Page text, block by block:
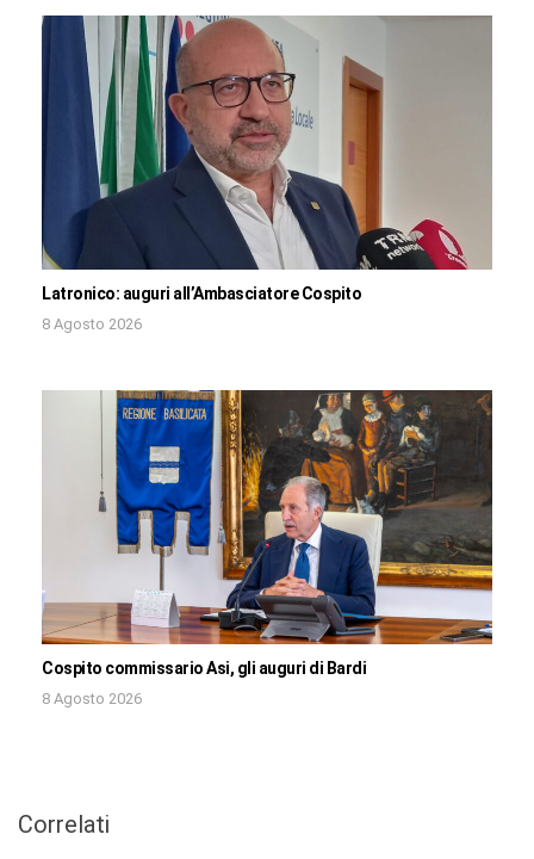
Latronico: auguri all’Ambasciatore Cospito
8 Agosto 2026
Cospito commissario Asi, gli auguri di Bardi
8 Agosto 2026
Correlati